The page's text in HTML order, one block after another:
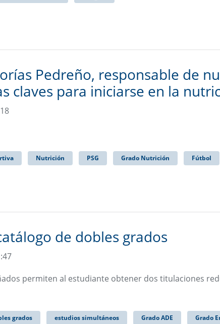
Pedreño, responsable de
claves para iniciarse en la
Nutrición PSG Grado Nutrición Fútbol
de dobles grados
permiten al estudiante obtener dos titulaciones
grados estudios simultáneos Grado ADE Grado